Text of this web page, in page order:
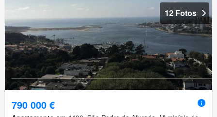
12 Fotos
790 000 €